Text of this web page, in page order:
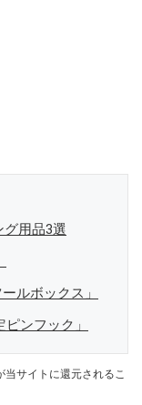
グ用品3選
ルボックス」
ンフック」
サイトに還元されるこ